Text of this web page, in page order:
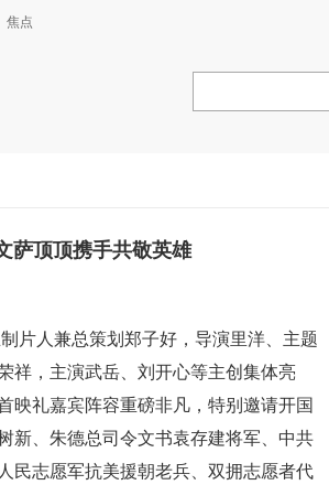
焦点
萨顶顶携手共敬英雄
片人兼总策划郑子好，导演里洋、主题
祥，主演武岳、刘开心等主创集体亮
映礼嘉宾阵容重磅非凡，特别邀请开国
新、朱德总司令文书袁存建将军、中共
民志愿军抗美援朝老兵、双拥志愿者代